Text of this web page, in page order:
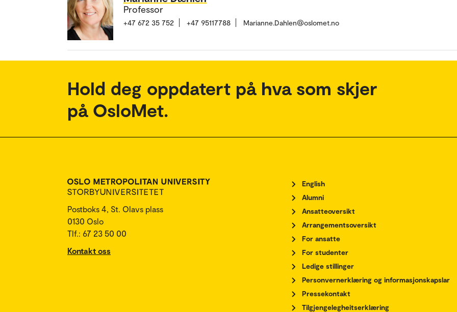
Professor
+47 672 35 752 +47 95117788 Marianne.Dahlen@oslomet.no
Hold deg oppdatert på hva som skjer
på OsloMet.
Postboks 4, St. Olavs plass
0130 Oslo
Tlf.: 67 23 50 00
Kontakt oss
English
Alumni
Ansatteoversikt
Arrangementsoversikt
For ansatte
For studenter
Ledige stillinger
Personvernerklæring og informasjonskapslar
Pressekontakt
Tilgjengelegheitserklæring